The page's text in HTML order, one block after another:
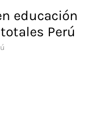
educación
Perú